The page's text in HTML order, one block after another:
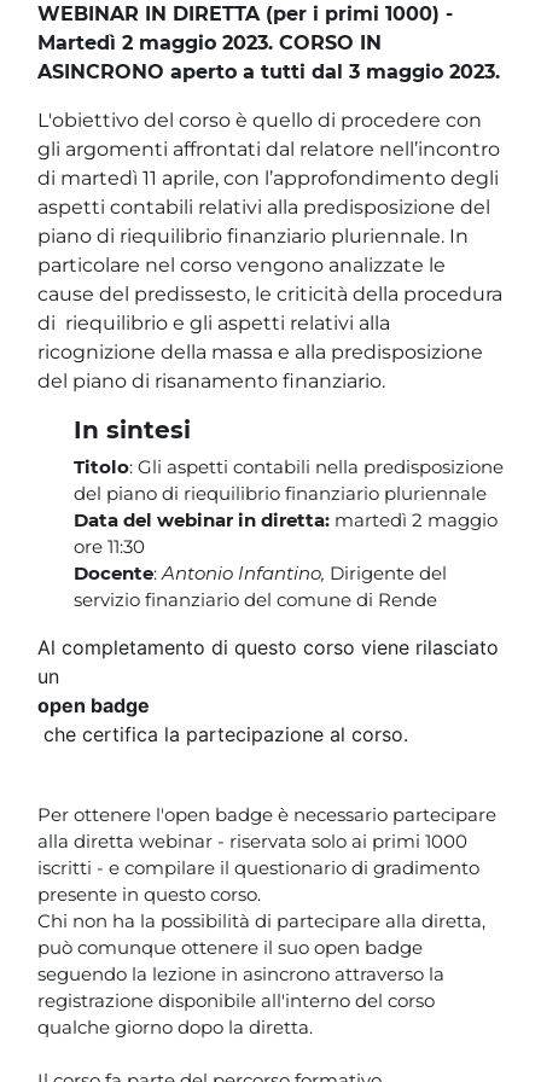
Vai al contenuto principale
Blocchi
WEBINAR IN DIRETTA (per i primi 1000) -
Martedì 2 maggio 2023. CORSO IN
ASINCRONO aperto a tutti dal 3 maggio 2023.
L'obiettivo del corso è quello di procedere con
gli argomenti affrontati dal relatore nell’incontro
di martedì 11 aprile, con l’approfondimento degli
aspetti contabili relativi alla predisposizione del
piano di riequilibrio finanziario pluriennale. In
particolare nel corso vengono analizzate le
cause del predissesto, le criticità della procedura
di riequilibrio e gli aspetti relativi alla
ricognizione della massa e alla predisposizione
del piano di risanamento finanziario.
In sintesi
Titolo: Gli aspetti contabili nella predisposizione
del piano di riequilibrio finanziario pluriennale
Data del webinar in diretta: martedì 2 maggio
ore 11:30
Docente:Antonio Infantino, Dirigente del
servizio finanziario del comune di Rende
Al completamento di questo corso viene rilasciato
un
open badge
che certifica la partecipazione al corso.
Per ottenere l'open badge è necessario partecipare
alla diretta webinar - riservata solo ai primi 1000
iscritti - e compilare il questionario di gradimento
presente in questo corso.
Chi non ha la possibilità di partecipare alla diretta,
può comunque ottenere il suo open badge
seguendo la lezione in asincrono attraverso la
registrazione disponibile all'interno del corso
qualche giorno dopo la diretta.